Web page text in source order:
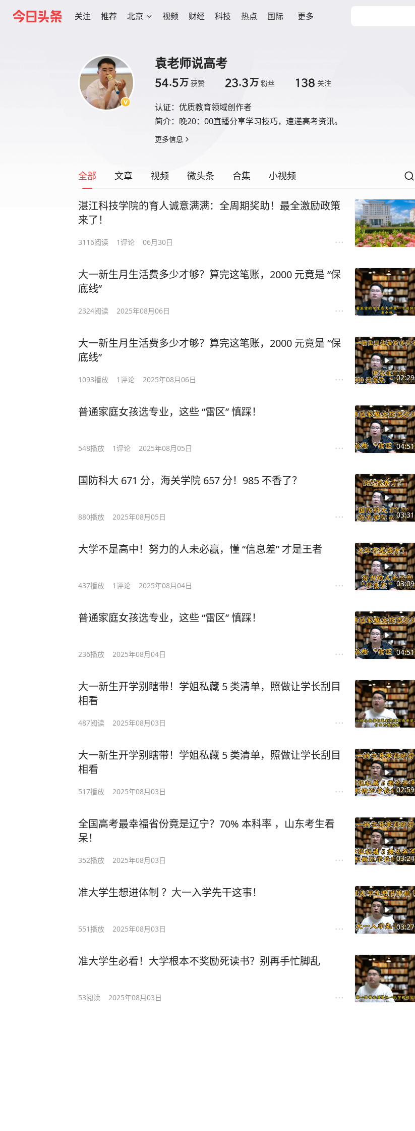
关注 推荐 北京 视频 财经 科技 热点 国际 更多
袁老师说高考
54.5万 获赞 23.3万 粉丝 138 关注
认证： 优质教育领域创作者
简介： 晚20：00直播分享学习技巧，速递高考资讯。
更多信息
全部 文章 视频 微头条 合集 小视频
湛江科技学院的育人诚意满满：全周期奖助！最全激励政策
来了！
3116阅读 1评论 06月30日
大一新生月生活费多少才够？算完这笔账，2000 元竟是 “保
底线”
2324阅读 2025年08月06日
02:29
大一新生月生活费多少才够？算完这笔账，2000 元竟是 “保
底线”
1093播放 1评论 2025年08月06日
04:51
普通家庭女孩选专业，这些 “雷区” 慎踩！
548播放 1评论 2025年08月05日
03:31
国防科大 671 分，海关学院 657 分！985 不香了？
880播放 2025年08月05日
03:09
大学不是高中！努力的人未必赢，懂 “信息差” 才是王者
437播放 1评论 2025年08月04日
04:51
普通家庭女孩选专业，这些 “雷区” 慎踩！
236播放 2025年08月04日
大一新生开学别瞎带！学姐私藏 5 类清单，照做让学长刮目
相看
487阅读 2025年08月03日
02:59
大一新生开学别瞎带！学姐私藏 5 类清单，照做让学长刮目
相看
517播放 2025年08月03日
03:24
全国高考最幸福省份竟是辽宁？70% 本科率 ，山东考生看
呆！
352播放 2025年08月03日
03:27
准大学生想进体制 ？大一入学先干这事！
551播放 2025年08月03日
准大学生必看！大学根本不奖励死读书？别再手忙脚乱
53阅读 2025年08月03日